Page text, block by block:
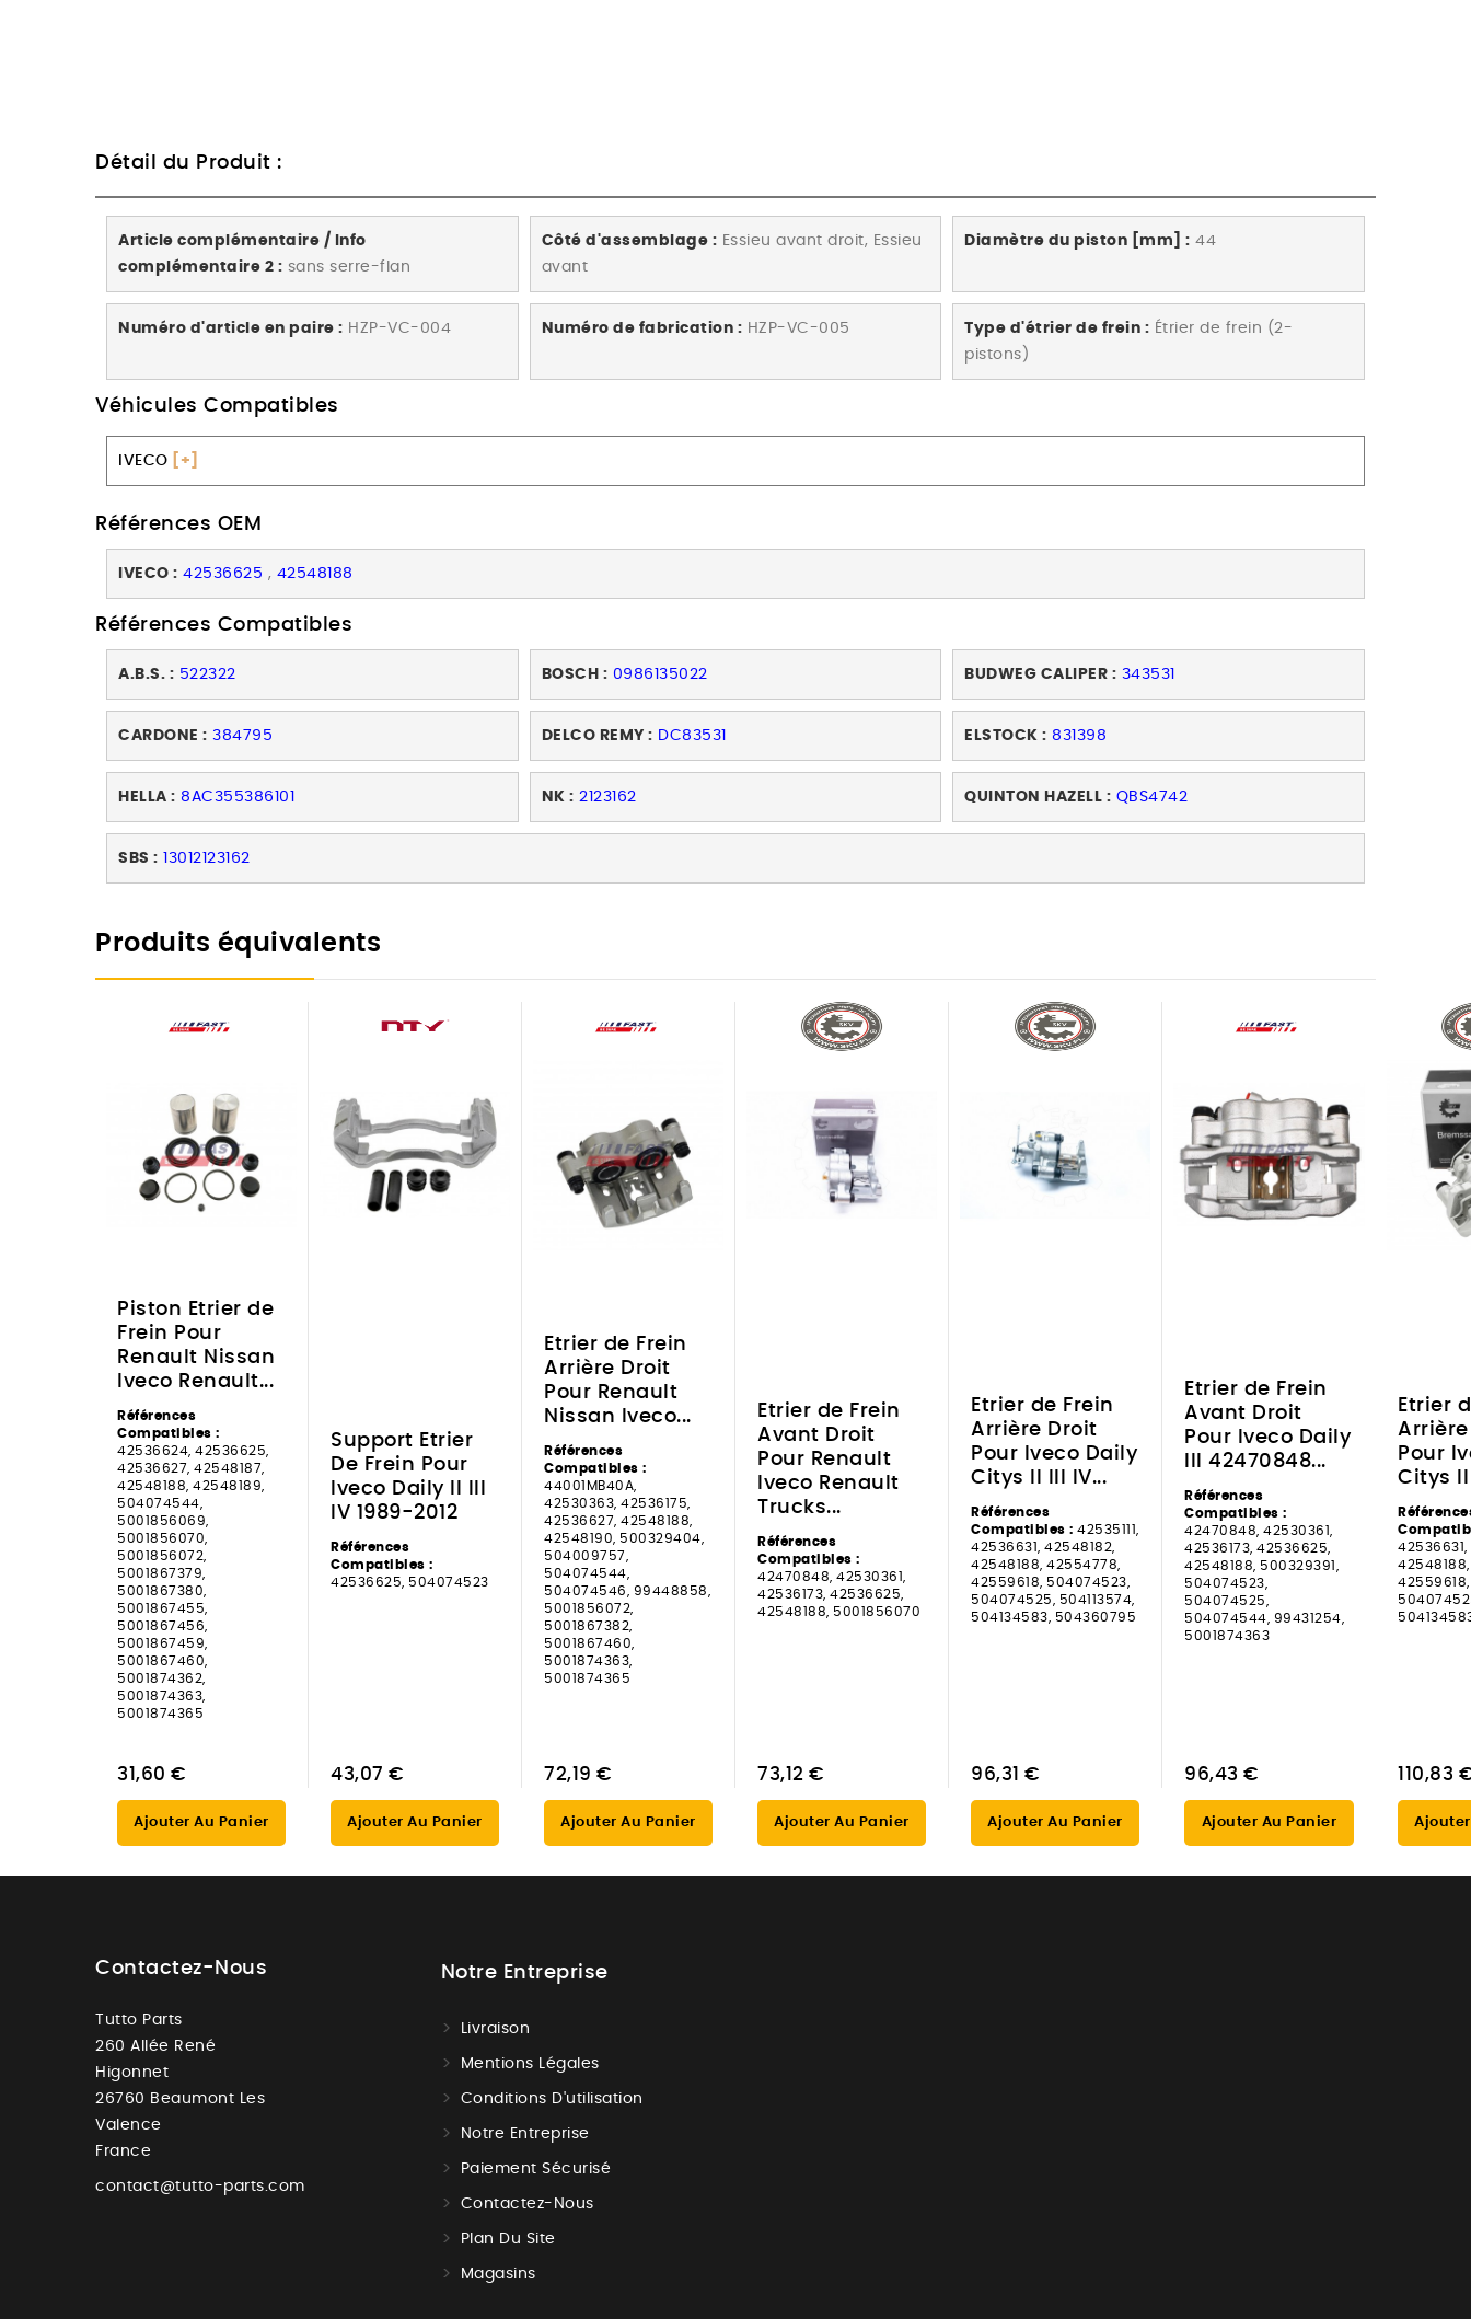
Détail du Produit :
Article complémentaire / Info
complémentaire 2 : sans serre-flan
Côté d'assemblage : Essieu avant droit, Essieu
avant
Diamètre du piston [mm] : 44
Numéro d'article en paire : HZP-VC-004 Numéro de fabrication : HZP-VC-005 Type d'étrier de frein : Étrier de frein (2-
pistons)
Véhicules Compatibles
IVECO [+]
Références OEM
IVECO : 42536625 , 42548188
Références Compatibles
A.B.S. : 522322 BOSCH : 0986135022 BUDWEG CALIPER : 343531
CARDONE : 384795 DELCO REMY : DC83531 ELSTOCK : 831398
HELLA : 8AC355386101 NK : 2123162 QUINTON HAZELL : QBS4742
SBS : 13012123162
Produits équivalents
Piston Etrier de
Frein Pour
Renault Nissan
Iveco Renault...
Références
Compatibles :
42536624, 42536625,
42536627, 42548187,
42548188, 42548189,
504074544,
5001856069,
5001856070,
5001856072,
5001867379,
5001867380,
5001867455,
5001867456,
5001867459,
5001867460,
5001874362,
5001874363,
5001874365
31,60 €
Ajouter Au Panier
Support Etrier
De Frein Pour
Iveco Daily II III
IV 1989-2012
Références
Compatibles :
42536625, 504074523
43,07 €
Ajouter Au Panier
Etrier de Frein
Arrière Droit
Pour Renault
Nissan Iveco...
Références
Compatibles :
44001MB40A,
42530363, 42536175,
42536627, 42548188,
42548190, 500329404,
504009757,
504074544,
504074546, 99448858,
5001856072,
5001867382,
5001867460,
5001874363,
5001874365
72,19 €
Ajouter Au Panier
Etrier de Frein
Avant Droit
Pour Renault
Iveco Renault
Trucks...
Références
Compatibles :
42470848, 42530361,
42536173, 42536625,
42548188, 5001856070
73,12 €
Ajouter Au Panier
Etrier de Frein
Arrière Droit
Pour Iveco Daily
Citys II III IV...
Références
Compatibles : 42535111,
42536631, 42548182,
42548188, 42554778,
42559618, 504074523,
504074525, 504113574,
504134583, 504360795
96,31 €
Ajouter Au Panier
Etrier de Frein
Avant Droit
Pour Iveco Daily
III 42470848...
Références
Compatibles :
42470848, 42530361,
42536173, 42536625,
42548188, 500329391,
504074523,
504074525,
504074544, 99431254,
5001874363
96,43 €
Ajouter Au Panier
Etrier
Pour
Citys II
42536631,
110,83
Contactez-Nous
Tutto Parts
260 Allée René
Higonnet
26760 Beaumont Les
Valence
France
contact@tutto-parts.com
Notre Entreprise
Livraison
Mentions Légales
Conditions D'utilisation
Notre Entreprise
Paiement Sécurisé
Contactez-Nous
Plan Du Site
Magasins